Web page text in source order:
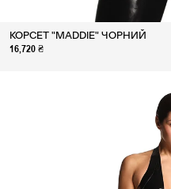
КОРСЕТ "MADDIE" ЧОРНИЙ
16,720 ₴